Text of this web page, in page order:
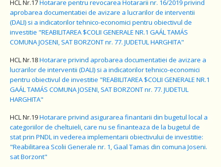
HCL Nr.17Hotarare pentru revocarea Hotararii nr. 16/2019 privind
aprobarea documentatiei de avizare a lucrarilor de interventii
(DALI) si a indicatorilor tehnico-economici pentru obiectivul de
investitie "REABILITAREA $COLII GENERALE NR.1 GAÁL TAMÁS
COMUNA JOSENI, SAT BORZONT nr. 77. JUDETUL HARGHITA"
HCL Nr.18Hotarare privind aprobarea documentatiei de avizare a
lucrarilor de interventii (DALI) si a indicatorilor tehnico-economici
pentru obiectivul de investitie "REABILITAREA $COLII GENERALE NR.1
GAÁL TAMÁS COMUNA JOSENI, SAT BORZONT nr. 77. JUDETUL
HARGHITA"
HCL Nr.19Hotarare privind asigurarea finantarii din bugetul local a
categoriilor de cheltuieli, care nu se finanteaza de la bugetul de
stat prin PNDL in vederea implementarii obiectivului de investitie:
"Reabilitarea Scolii Generale nr. 1, Gaal Tamas din comuna Joseni.
sat Borzont"